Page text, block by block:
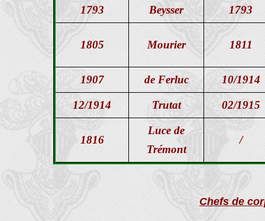
1793 Beysser 1793
1805 Mourier 1811
1907 de Ferluc 10/1914
12/1914 Trutat 02/1915
1816
Luce de
Trémont
/
Chefs de